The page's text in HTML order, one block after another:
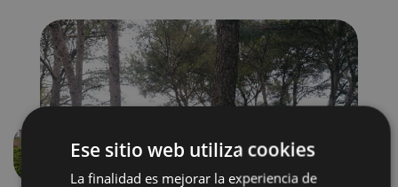
Anterior
Ese sitio web utiliza cookies
La finalidad es mejorar la experiencia de